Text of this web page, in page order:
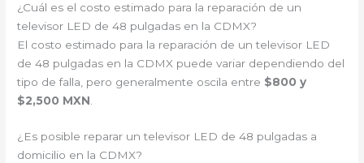
¿Cuál es el costo estimado para la reparación de un
televisor LED de 48 pulgadas en la CDMX?
El costo estimado para la reparación de un televisor LED
de 48 pulgadas en la CDMX puede variar dependiendo del
tipo de falla, pero generalmente oscila entre $800 y
$2,500 MXN
¿Es posible reparar un televisor LED de 48 pulgadas a
domicilio en la CDMX?